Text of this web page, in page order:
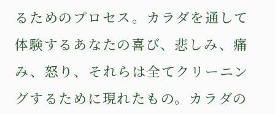
るためのプロセス。カラダを通して
体験するあなたの喜び、悲しみ、痛
み、怒り、それらは全てクリーニン
グするために現れたもの。カラダの